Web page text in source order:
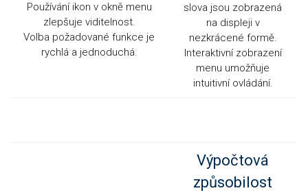
Používání ikon v okně menu
zlepšuje viditelnost.
Volba požadované funkce je
rychlá a jednoduchá.
slova jsou zobrazená
na displeji v
nezkrácené formě.
Interaktivní zobrazení
menu umožňuje
intuitivní ovládání.
Výpočtová
způsobilost